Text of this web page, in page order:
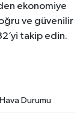
ekonomiye
ve güvenilir
takip edin.
Durumu